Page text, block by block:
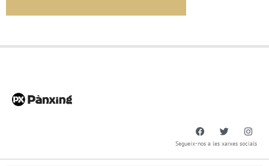
Segueix-nos a les xarxes socials